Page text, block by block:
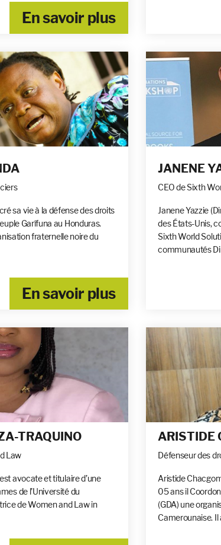
En savoir plus
sa vie à la défense des droits
Garífuna au Honduras.
fraternelle noire du
En savoir plus
JANENE
CEO de Sixth
Janene Yazzie
des États-Unis,
Sixth World
communautés
TRAQUINO
Law
avocate et titulaire d’une
de l’Université du
de Women and Law in
ARISTIDE
Défenseur des
Aristide
05 ans il
(GDA) une
Camerounaise.